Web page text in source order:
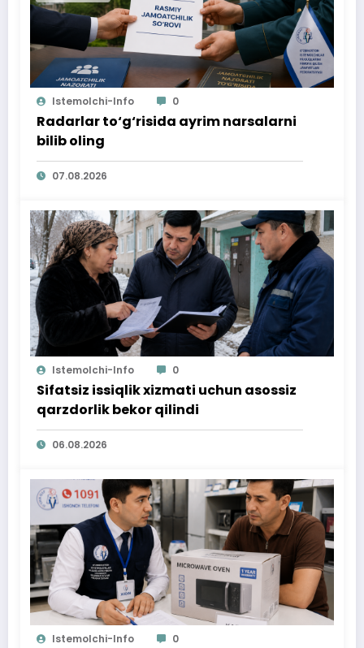
Istemolchi-Info 0
Radarlar to‘g‘risida ayrim narsalarni
bilib oling
07.08.2026
Istemolchi-Info 0
Sifatsiz issiqlik xizmati uchun asossiz
qarzdorlik bekor qilindi
06.08.2026
Istemolchi-Info 0